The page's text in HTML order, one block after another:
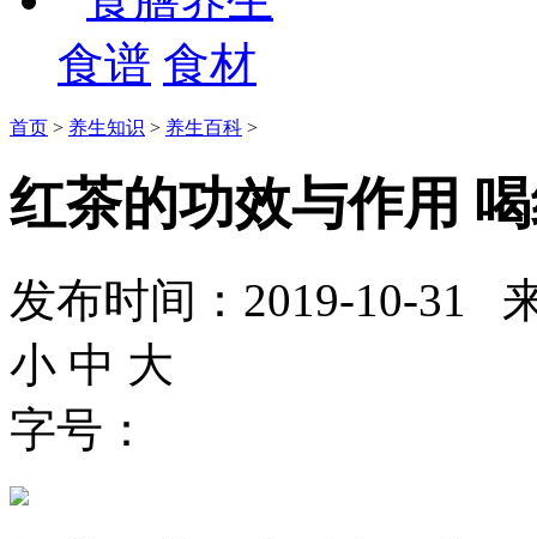
食谱 食材
首页 > 养生知识 > 养生百科 >
红茶的功效与作用
发布时间：2019-10-31
小 中 大
字号：